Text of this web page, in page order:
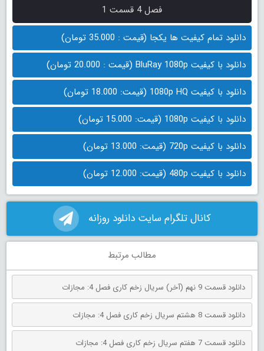
فصل 4 قسمت 1
دانلود تمام کیفیت ها یکجا (قیمت : 35.000 تومان)
دانلود با کیفیت BluRay 1080p (قیمت : 20.000 تومان)
دانلود با کیفیت 1080p HQ (قیمت: 18.000 تومان)
دانلود با کیفیت 1080p (قیمت: 15.000 تومان)
دانلود با کیفیت 720p (قیمت: 13.000 تومان)
دانلود با کیفیت 480p (قیمت: 12.000 تومان)
کانال تلگرام سایت دانلود روزانه
مطالب مرتبط
دانلود قسمت 9 نهم (آخر) سریال زخم کاری فصل 4: مجازات
دانلود قسمت 8 هشتم سریال زخم کاری فصل 4: مجازات
دانلود قسمت 7 هفتم سریال زخم کاری فصل 4: مجازات